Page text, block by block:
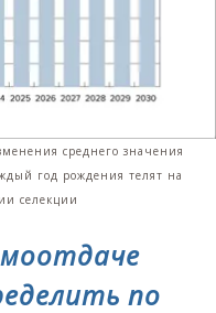
среднего значения
год рождения телят на
селекции
по